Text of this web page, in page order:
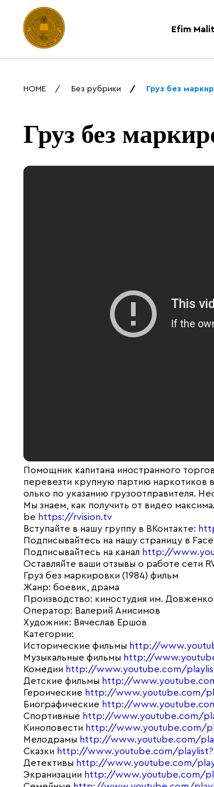
Efim
HOME Без рубрики Груз без
Груз без
Помощник капитана иностранного
перевезти крупную партию наркотиков
олько по указанию грузоотправителя.
Мы знаем, как получить от видео
be https://rvision.tv
Вступайте в нашу группу в ВКонтакте:
Подписывайтесь на нашу страницу в
Подписывайтесь на канал http://
Оставляйте ваши отзывы о работе сети
Груз без маркировки (1984) фильм
Жанр: боевик, драма
Производство: киностудия им. Довженко
Оператор: Валерий Анисимов
Художник: Вячеслав Ершов
Категории:
Исторические фильмы http://
Музыкальные фильмы http://
Комедии http://www.youtube.com/
Детские фильмы http://
Героические http://www.youtube.com/
Биографические http://
Спортивные http://www.youtube.com/
Киноповести http://www.youtube.com/
Мелодрамы http://www.youtube.com/
Сказки http://www.youtube.com/
Детективы http://www.youtube.com/
Экранизации http://www.youtube.com/